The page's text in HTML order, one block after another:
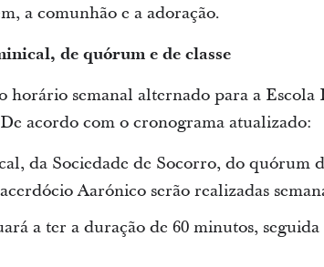
a comunhão e a adoração.
de quórum e de classe
horário semanal alternado para a
acordo com o cronograma atualizado:
da Sociedade de Socorro, do quórum
Aarónico serão realizadas
a ter a duração de 60 minutos, seguida